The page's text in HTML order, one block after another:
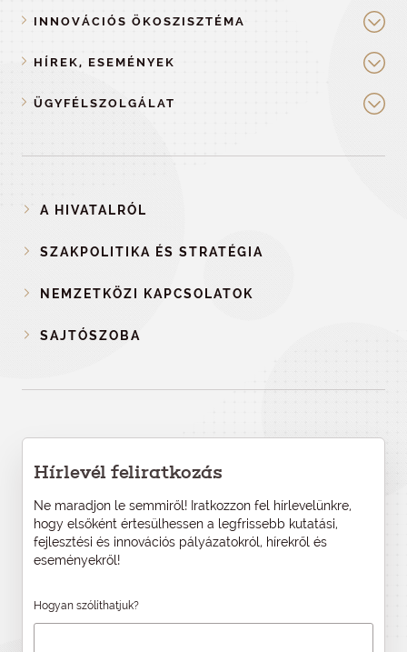
INNOVÁCIÓS ÖKOSZISZTÉMA
HÍREK, ESEMÉNYEK
ÜGYFÉLSZOLGÁLAT
A HIVATALRÓL
SZAKPOLITIKA ÉS STRATÉGIA
NEMZETKÖZI KAPCSOLATOK
SAJTÓSZOBA
Hírlevél feliratkozás
Ne maradjon le semmiről! Iratkozzon fel hírlevelünkre,
hogy elsőként értesülhessen a legfrissebb kutatási,
fejlesztési és innovációs pályázatokról, hírekről és
eseményekről!
Hogyan szólíthatjuk?